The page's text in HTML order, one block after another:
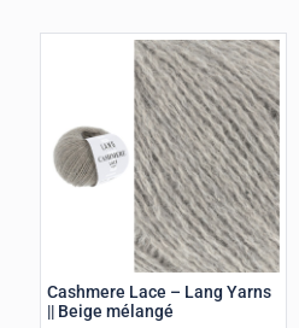
Cashmere Lace – Lang Yarns
|| Beige mélangé